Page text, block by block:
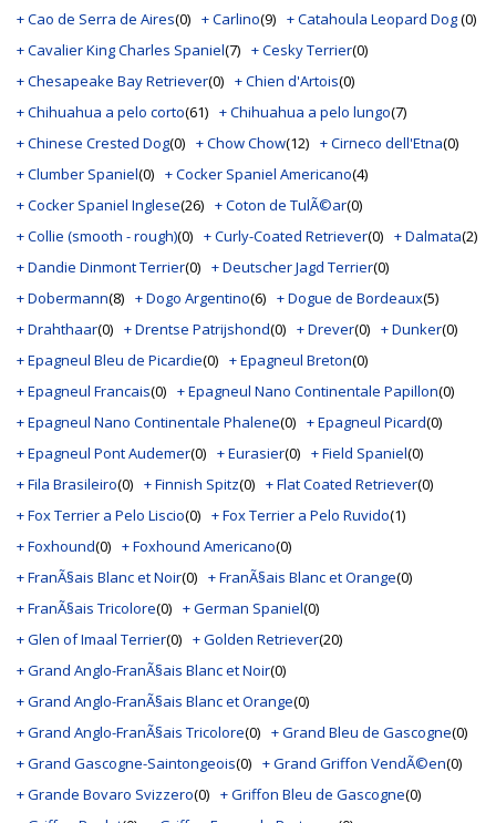
+ Cao de Serra de Aires(0) + Carlino(9) + Catahoula Leopard Dog(0)
+ Cavalier King Charles Spaniel(7) + Cesky Terrier(0)
+ Chesapeake Bay Retriever(0) + Chien d'Artois(0)
+ Chihuahua a pelo corto(61) + Chihuahua a pelo lungo(7)
+ Chinese Crested Dog(0) + Chow Chow(12) + Cirneco dell'Etna(0)
+ Clumber Spaniel(0) + Cocker Spaniel Americano(4)
+ Cocker Spaniel Inglese(26) + Coton de TulÃ©ar(0)
+ Collie (smooth - rough)(0) + Curly-Coated Retriever(0) + Dalmata(2)
+ Dandie Dinmont Terrier(0) + Deutscher Jagd Terrier(0)
+ Dobermann(8) + Dogo Argentino(6) + Dogue de Bordeaux(5)
+ Drahthaar(0) + Drentse Patrijshond(0) + Drever(0) + Dunker(0)
+ Epagneul Bleu de Picardie(0) + Epagneul Breton(0)
+ Epagneul Francais(0) + Epagneul Nano Continentale Papillon(0)
+ Epagneul Nano Continentale Phalene(0) + Epagneul Picard(0)
+ Epagneul Pont Audemer(0) + Eurasier(0) + Field Spaniel(0)
+ Fila Brasileiro(0) + Finnish Spitz(0) + Flat Coated Retriever(0)
+ Fox Terrier a Pelo Liscio(0) + Fox Terrier a Pelo Ruvido(1)
+ Foxhound(0) + Foxhound Americano(0)
+ FranÃ§ais Blanc et Noir(0) + FranÃ§ais Blanc et Orange(0)
+ FranÃ§ais Tricolore(0) + German Spaniel(0)
+ Glen of Imaal Terrier(0) + Golden Retriever(20)
+ Grand Anglo-FranÃ§ais Blanc et Noir(0)
+ Grand Anglo-FranÃ§ais Blanc et Orange(0)
+ Grand Anglo-FranÃ§ais Tricolore(0) + Grand Bleu de Gascogne(0)
+ Grand Gascogne-Saintongeois(0) + Grand Griffon VendÃ©en(0)
+ Grande Bovaro Svizzero(0) + Griffon Bleu de Gascogne(0)